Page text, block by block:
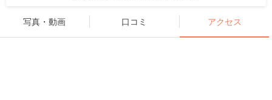
写真・動画 口コミ アクセス